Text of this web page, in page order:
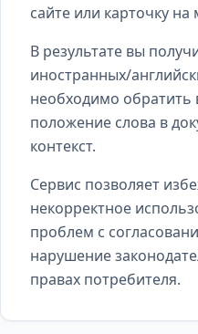
сайте или карточку на
В результате вы
иностранных/
необходимо обратить
положение слова в
контекст.
Сервис позволяет
некорректное
проблем с
нарушение
правах потребителя.